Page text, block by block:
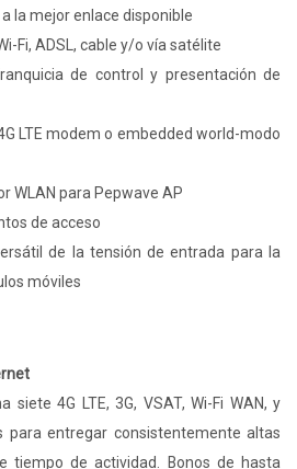
la mejor enlace disponible
Fi, ADSL, cable y/o vía satélite
de control y presentación de
LTE modem o embedded world-modo
WLAN para Pepwave AP
de acceso
de la tensión de entrada para la
móviles
siete 4G LTE, 3G, VSAT, Wi-Fi WAN, y
para entregar consistentemente altas
tiempo de actividad. Bonos de hasta